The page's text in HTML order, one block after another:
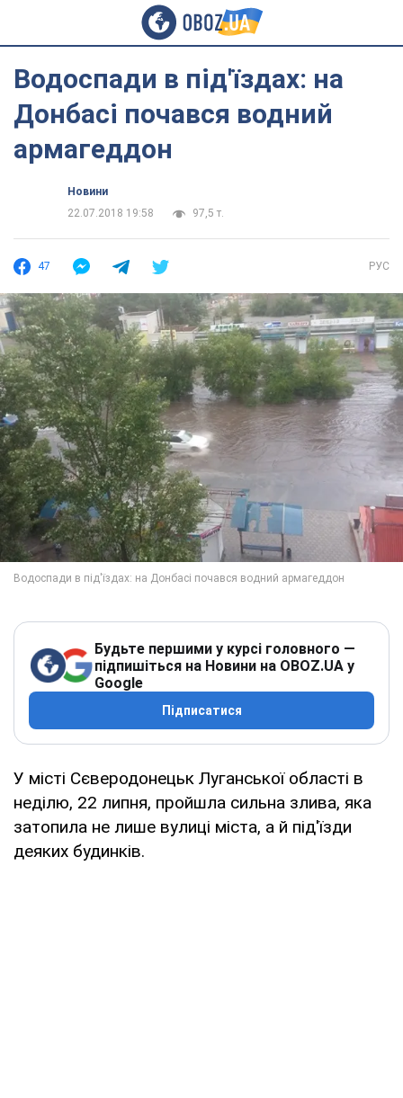
Водоспади в під'їздах: на
Донбасі почався водний
армагеддон
Новини
22.07.2018 19:58
97,5 т.
47 РУС
Будьте першими у курсі головного —
підпишіться на Новини на OBOZ.UA у
Google
Підписатися
У місті Сєверодонецьк Луганської області в
неділю, 22 липня, пройшла сильна злива, яка
затопила не лише вулиці міста, а й під'їзди
деяких будинків.